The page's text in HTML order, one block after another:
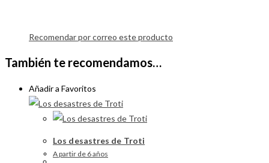
Recomendar por correo este producto
También te recomendamos…
Añadir a Favoritos
Los desastres de Troti
A partir de 6 años